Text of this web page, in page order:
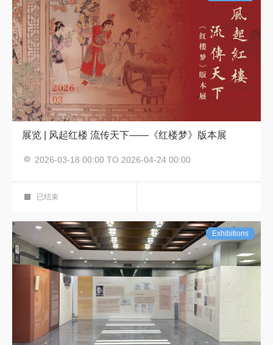
展览 | 风起红楼 流传天下——《红楼梦》版本展
2026-03-18 00:00 TO 2026-04-24 00:00
华彩展厅
已结束
Exhibitions